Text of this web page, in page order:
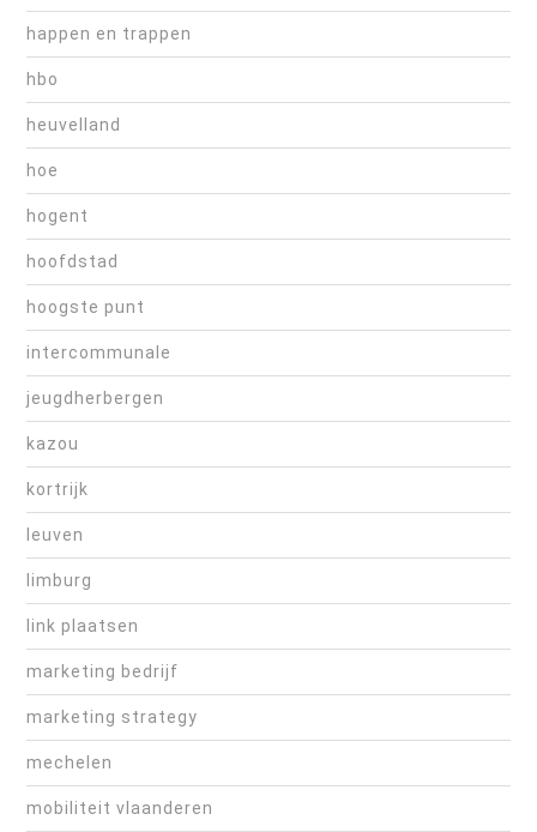
happen en trappen
hbo
heuvelland
hoe
hogent
hoofdstad
hoogste punt
intercommunale
jeugdherbergen
kazou
kortrijk
leuven
limburg
link plaatsen
marketing bedrijf
marketing strategy
mechelen
mobiliteit vlaanderen